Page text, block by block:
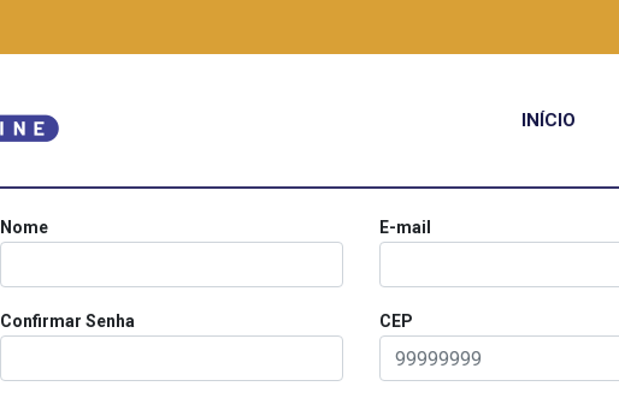
INÍCIO
Nome E-mail
Confirmar Senha CEP